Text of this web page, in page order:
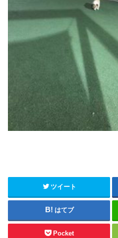
ツイート
はてブ
Pocket